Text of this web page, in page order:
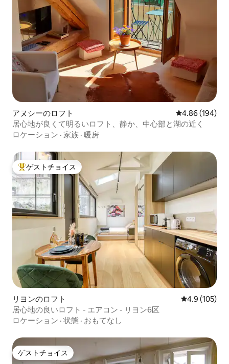
アヌシーのロフト レビュー194
4.86 (194)
居心地が良くて明るいロフト、静か、中心部と湖の近く
ロケーション · 家族 · 暖房
大好評のゲストチョイスです。
ゲストチョイス
リヨンのロフト レビュー105
4.9 (105)
居心地の良いロフト - エアコン - リヨン6区
ロケーション · 状態 · おもてなし
ゲストチョイス
ゲストチョイス